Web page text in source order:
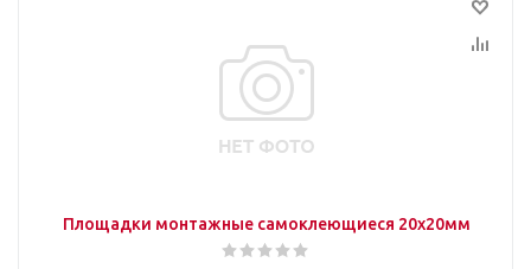
Площадки монтажные самоклеющиеся 20х20мм